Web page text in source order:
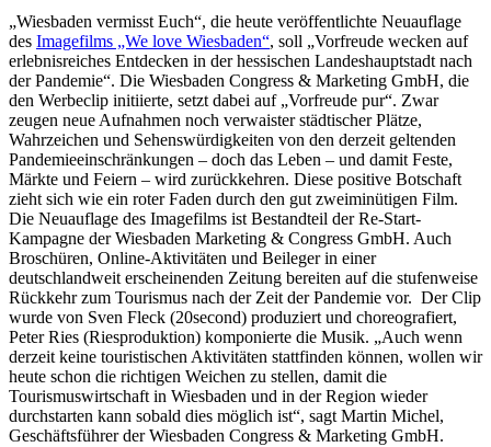
„Wiesbaden vermisst Euch“, die heute veröffentlichte Neuauflage
des Imagefilms „We love Wiesbaden“, soll „Vorfreude wecken auf
erlebnisreiches Entdecken in der hessischen Landeshauptstadt nach
der Pandemie“. Die Wiesbaden Congress & Marketing GmbH, die
den Werbeclip initiierte, setzt dabei auf „Vorfreude pur“. Zwar
zeugen neue Aufnahmen noch verwaister städtischer Plätze,
Wahrzeichen und Sehenswürdigkeiten von den derzeit geltenden
Pandemieeinschränkungen – doch das Leben – und damit Feste,
Märkte und Feiern – wird zurückkehren. Diese positive Botschaft
zieht sich wie ein roter Faden durch den gut zweiminütigen Film.
Die Neuauflage des Imagefilms ist Bestandteil der Re-Start-
Kampagne der Wiesbaden Marketing & Congress GmbH. Auch
Broschüren, Online-Aktivitäten und Beileger in einer
deutschlandweit erscheinenden Zeitung bereiten auf die stufenweise
Rückkehr zum Tourismus nach der Zeit der Pandemie vor. Der Clip
wurde von Sven Fleck (20second) produziert und choreografiert,
Peter Ries (Riesproduktion) komponierte die Musik. „Auch wenn
derzeit keine touristischen Aktivitäten stattfinden können, wollen wir
heute schon die richtigen Weichen zu stellen, damit die
Tourismuswirtschaft in Wiesbaden und in der Region wieder
durchstarten kann sobald dies möglich ist“, sagt Martin Michel,
Geschäftsführer der Wiesbaden Congress & Marketing GmbH.